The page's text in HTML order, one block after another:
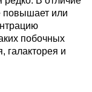
повышает или
побочных
галакторея и